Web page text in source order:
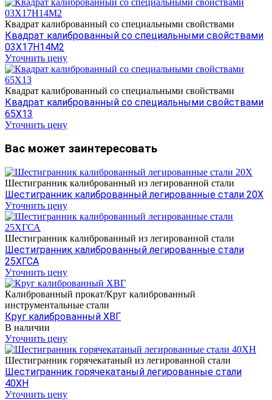
Квадрат калиброванный со специальными свойствами
Квадрат калиброванный со специальными свойствами
03Х17Н14М2
Уточнить цену
Квадрат калиброванный со специальными свойствами
Квадрат калиброванный со специальными свойствами
65Х13
Уточнить цену
Вас может заинтересовать
Шестигранник калиброванный из легированной стали
Шестигранник калиброванный легированные стали 20Х
Уточнить цену
Шестигранник калиброванный из легированной стали
Шестигранник калиброванный легированные стали
25ХГСА
Уточнить цену
Калиброванный прокат/Круг калиброванный
инструментальные стали
Круг калиброванный ХВГ
В наличии
Уточнить цену
Шестигранник горячекатаный из легированной стали
Шестигранник горячекатаный легированные стали
40ХН
Уточнить цену